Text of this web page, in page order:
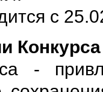
с
Конкурса
-